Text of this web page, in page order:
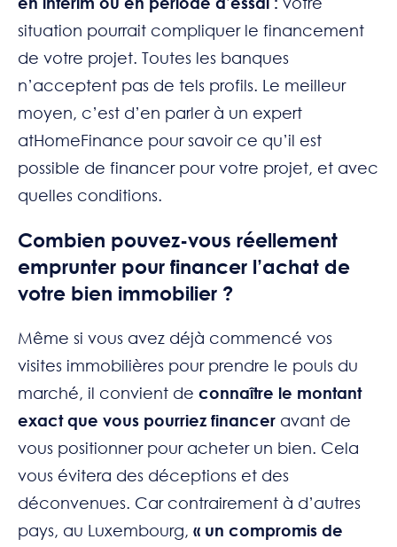
situation pourrait compliquer le financement
de votre projet. Toutes les banques
n’acceptent pas de tels profils. Le meilleur
moyen, c’est d’en parler à un expert
atHomeFinance pour savoir ce qu’il est
possible de financer pour votre projet, et avec
quelles conditions.
Combien pouvez-vous réellement
emprunter pour financer l’achat de
votre bien immobilier ?
Même si vous avez déjà commencé vos
visites immobilières pour prendre le pouls du
marché, il convient de connaître le montant
exact que vous pourriez financer avant de
vous positionner pour acheter un bien. Cela
vous évitera des déceptions et des
déconvenues. Car contrairement à d’autres
pays, au Luxembourg, « un compromis de